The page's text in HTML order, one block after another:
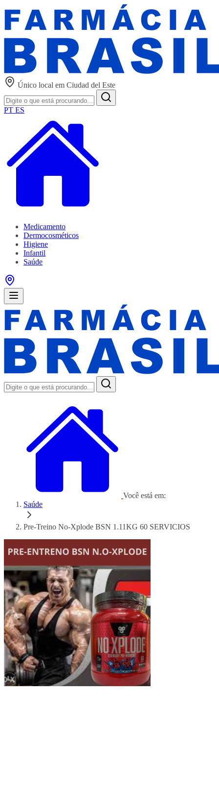
Único local em Ciudad del Este
PT ES
Medicamento
Dermocosméticos
Higiene
Infantil
Saúde
Você está em:
Saúde
Pre-Treino No-Xplode BSN 1.11KG 60 SERVICIOS